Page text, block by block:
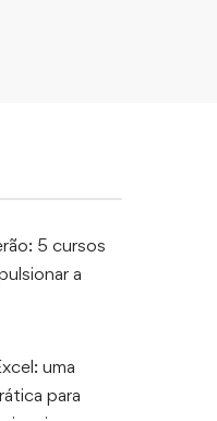
5 cursos
a
uma
para